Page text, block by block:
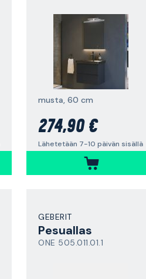
musta, 60 cm
274,90 €
Lähetetään 7-10 päivän sisällä
GEBERIT
Pesuallas
ONE 505.011.01.1